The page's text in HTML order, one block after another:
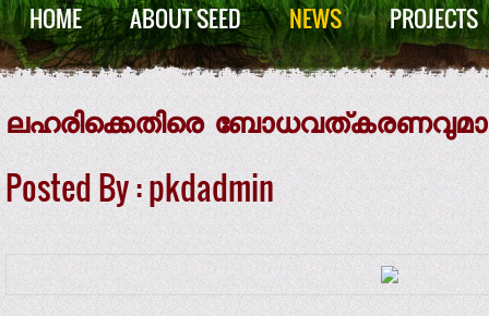
HOME ABOUT SEED NEWS PROJECTS
ലഹരിക്കെതിരെ
Posted By : pkdadmin